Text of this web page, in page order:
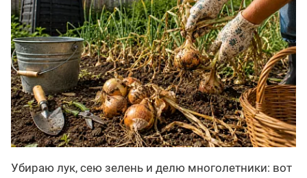
Убираю лук, сею зелень и делю многолетники: вот